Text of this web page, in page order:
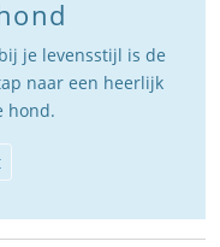
je levensstijl is de
naar een heerlijk
hond.